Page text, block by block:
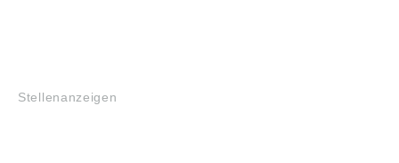
Stellenanzeigen